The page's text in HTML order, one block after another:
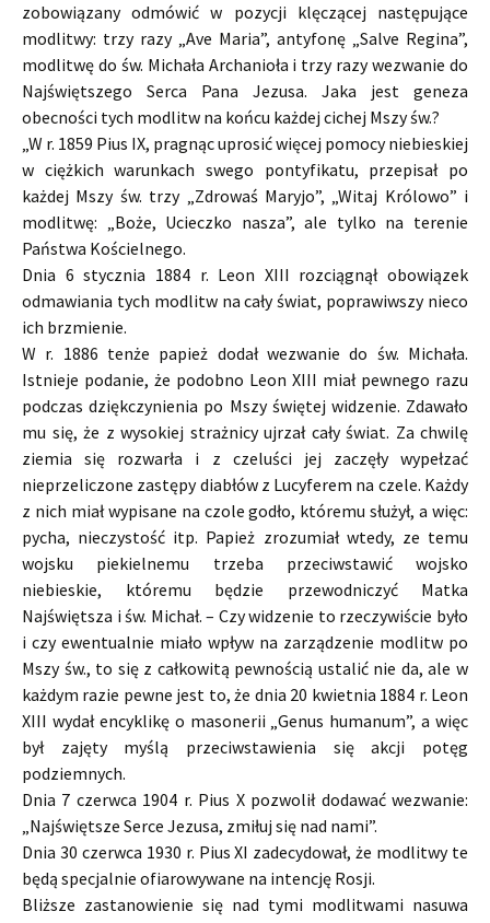
zobowiązany odmówić w pozycji klęczącej następujące
modlitwy: trzy razy „Ave Maria”, antyfonę „Salve Regina”,
modlitwę do św. Michała Archanioła i trzy razy wezwanie do
Najświętszego Serca Pana Jezusa. Jaka jest geneza
obecności tych modlitw na końcu każdej cichej Mszy św.?
„W r. 1859 Pius IX, pragnąc uprosić więcej pomocy niebieskiej
w ciężkich warunkach swego pontyfikatu, przepisał po
każdej Mszy św. trzy „Zdrowaś Maryjo”, „Witaj Królowo” i
modlitwę: „Boże, Ucieczko nasza”, ale tylko na terenie
Państwa Kościelnego.
Dnia 6 stycznia 1884 r. Leon XIII rozciągnął obowiązek
odmawiania tych modlitw na cały świat, poprawiwszy nieco
ich brzmienie.
W r. 1886 tenże papież dodał wezwanie do św. Michała.
Istnieje podanie, że podobno Leon XIII miał pewnego razu
podczas dziękczynienia po Mszy świętej widzenie. Zdawało
mu się, że z wysokiej strażnicy ujrzał cały świat. Za chwilę
ziemia się rozwarła i z czeluści jej zaczęły wypełzać
nieprzeliczone zastępy diabłów z Lucyferem na czele. Każdy
z nich miał wypisane na czole godło, któremu służył, a więc:
pycha, nieczystość itp. Papież zrozumiał wtedy, ze temu
wojsku piekielnemu trzeba przeciwstawić wojsko
niebieskie, któremu będzie przewodniczyć Matka
Najświętsza i św. Michał. – Czy widzenie to rzeczywiście było
i czy ewentualnie miało wpływ na zarządzenie modlitw po
Mszy św., to się z całkowitą pewnością ustalić nie da, ale w
każdym razie pewne jest to, że dnia 20 kwietnia 1884 r. Leon
XIII wydał encyklikę o masonerii „Genus humanum”, a więc
był zajęty myślą przeciwstawienia się akcji potęg
podziemnych.
Dnia 7 czerwca 1904 r. Pius X pozwolił dodawać wezwanie:
„Najświętsze Serce Jezusa, zmiłuj się nad nami”.
Dnia 30 czerwca 1930 r. Pius XI zadecydował, że modlitwy te
będą specjalnie ofiarowywane na intencję Rosji.
Bliższe zastanowienie się nad tymi modlitwami nasuwa